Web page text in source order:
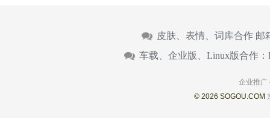
皮肤、表情、词库合作 邮
车载、企业版、Linux版合作：
企业推广
© 2026 SOGOU.COM